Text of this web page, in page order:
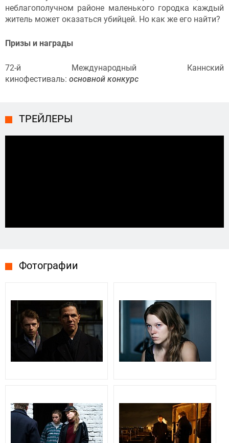
неблагополучном районе маленького городка каждый
житель может оказаться убийцей. Но как же его найти?
Призы и награды
72-й Международный Каннский
кинофестиваль: основной конкурс
ТРЕЙЛЕРЫ
Фотографии